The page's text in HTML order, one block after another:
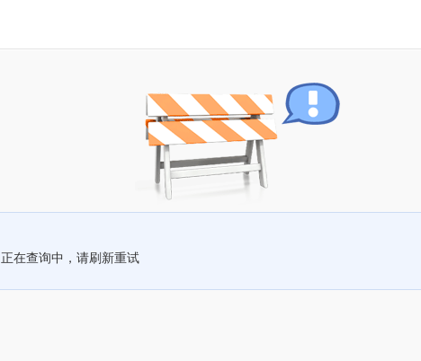
正在查询中，请刷新重试